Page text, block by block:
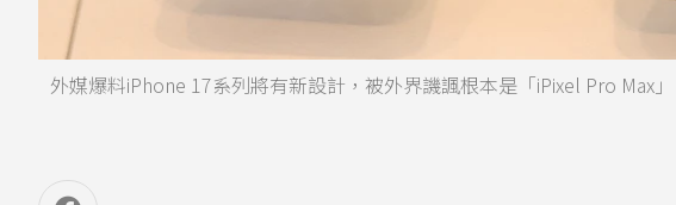
外媒爆料iPhone 17系列將有新設計，被外界譏諷根本是「iPixel Pro Max